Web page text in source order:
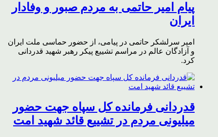
پیام امیر حاتمی به مردم صبور و وفادار
ایران
امیر سرلشکر حاتمی در پیامی، از حضور حماسی ملت ایران
و آزادگان عالم در مراسم تشییع پیکر رهبر شهید قدردانی
کرد.
قدردانی فرمانده کل سپاه جهت حضور
میلیونی مردم در تشییع قائد شهید امت